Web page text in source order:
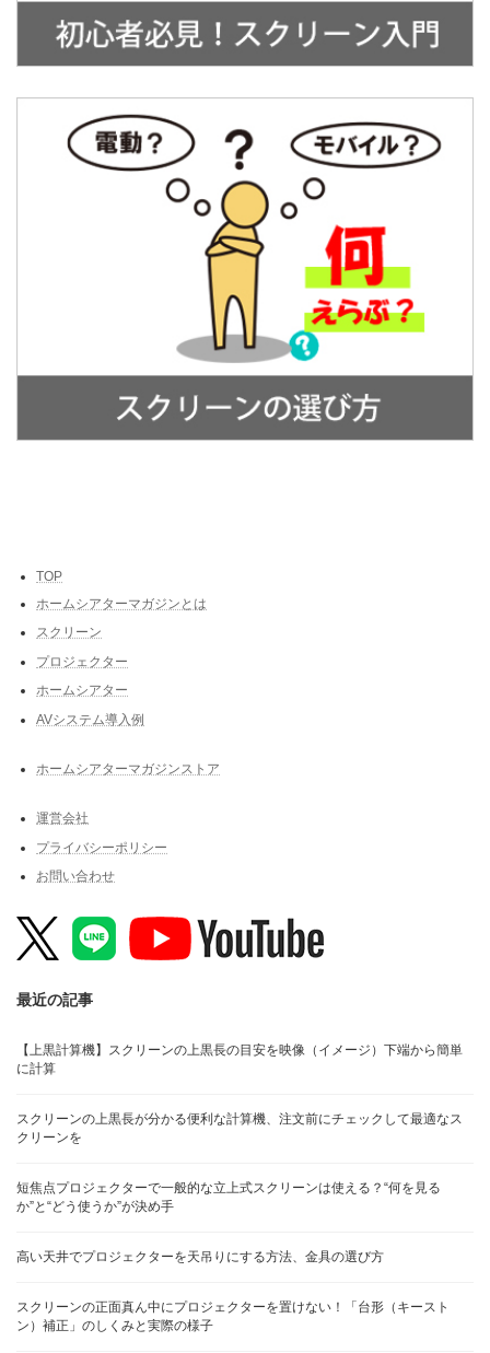
TOP
ホームシアターマガジンとは
スクリーン
プロジェクター
ホームシアター
AVシステム導入例
ホームシアターマガジンストア
運営会社
プライバシーポリシー
お問い合わせ
最近の記事
【上黒計算機】スクリーンの上黒長の目安を映像（イメージ）下端から簡単
に計算
スクリーンの上黒長が分かる便利な計算機、注文前にチェックして最適なス
クリーンを
短焦点プロジェクターで一般的な立上式スクリーンは使える？“何を見る
か”と“どう使うか”が決め手
高い天井でプロジェクターを天吊りにする方法、金具の選び方
スクリーンの正面真ん中にプロジェクターを置けない！「台形（キースト
ン）補正」のしくみと実際の様子